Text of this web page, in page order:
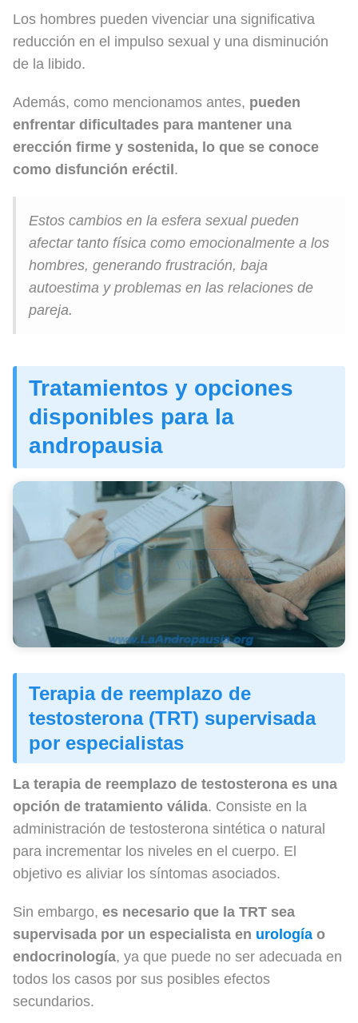
Los hombres pueden vivenciar una significativa
reducción en el impulso sexual y una disminución
de la libido.
Además, como mencionamos antes, pueden
enfrentar dificultades para mantener una
erección firme y sostenida, lo que se conoce
como disfunción eréctil .
Estos cambios en la esfera sexual pueden
afectar tanto física como emocionalmente a los
hombres, generando frustración, baja
autoestima y problemas en las relaciones de
pareja.
Tratamientos y opciones
disponibles para la
andropausia
Terapia de reemplazo de
testosterona (TRT) supervisada
por especialistas
La terapia de reemplazo de testosterona es una
opción de tratamiento válida. Consiste en la
administración de testosterona sintética o natural
para incrementar los niveles en el cuerpo. El
objetivo es aliviar los síntomas asociados.
Sin embargo, es necesario que la TRT sea
supervisada por un especialista en urología o
endocrinología, ya que puede no ser adecuada en
todos los casos por sus posibles efectos
secundarios.